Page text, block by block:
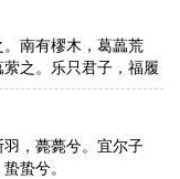
南有樛木，葛藟荒
之。乐只君子，福履
，薨薨兮。宜尔子
蛰兮。